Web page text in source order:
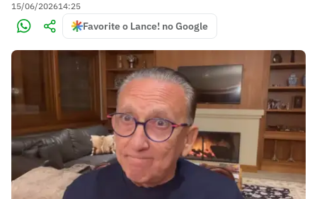
15/06/202614:25
Favorite o Lance! no Google